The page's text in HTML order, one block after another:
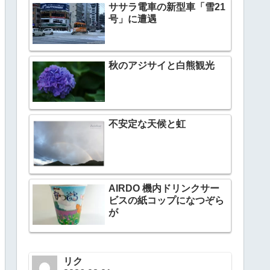
ササラ電車の新型車「雪21
号」に遭遇
秋のアジサイと白熊観光
不安定な天候と虹
AIRDO 機内ドリンクサー
ビスの紙コップになつぞら
が
リク